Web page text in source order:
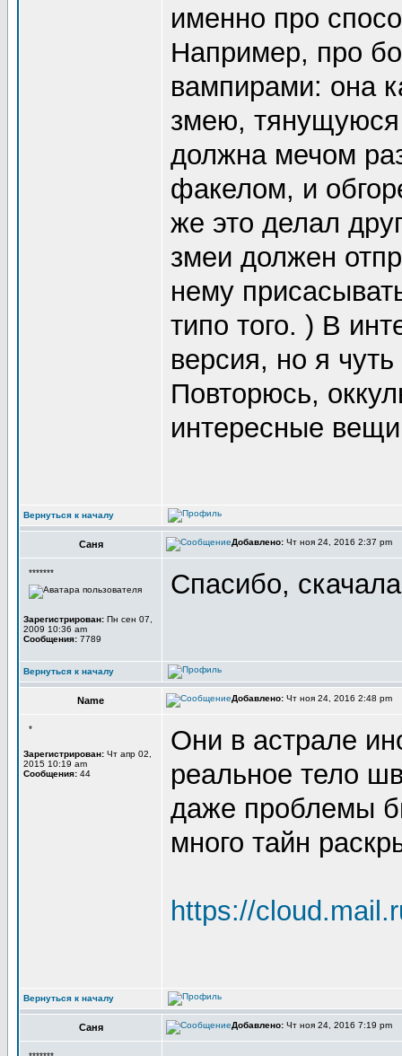
именно про
Например, про
вампирами: она
змею,
должна мечом
факелом, и
же это делал
змеи должен
нему
типо того. ) В
версия, но я
Повторюсь,
интересные
Вернуться к началу
Саня Добавлено: Чт ноя 24, 2016 2:37 pm
*******
Зарегистрирован: Пн сен 07,
2009 10:36 am
Сообщения: 7789
Спасибо,
Вернуться к началу
Name Добавлено: Чт ноя 24, 2016 2:48 pm
*
Зарегистрирован: Чт апр 02,
2015 10:19 am
Сообщения: 44
Они в астрале
реальное тело
даже проблемы
много тайн
https://
Вернуться к началу
Саня Добавлено: Чт ноя 24, 2016 7:19 pm